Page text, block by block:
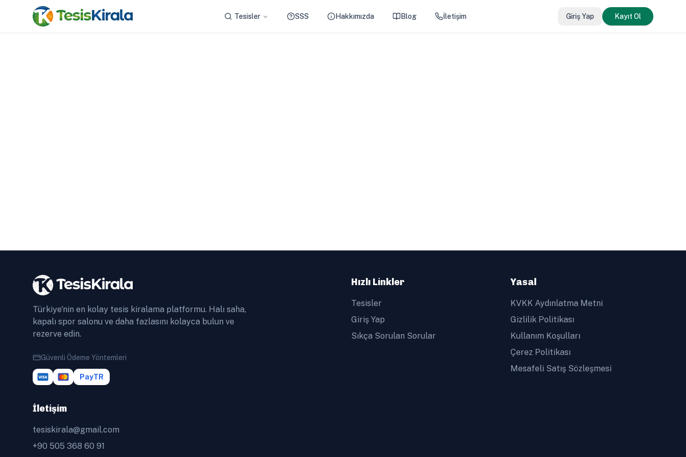
Tesisler SSS Hakkımızda Blog İletişim Giriş Yap Kayıt Ol
Türkiye'nin en kolay tesis kiralama platformu. Halı saha,
kapalı spor salonu ve daha fazlasını kolayca bulun ve
rezerve edin.
Güvenli Ödeme Yöntemleri
PayTR
Hızlı Linkler
Tesisler
Giriş Yap
Sıkça Sorulan Sorular
Yasal
KVKK Aydınlatma Metni
Gizlilik Politikası
Kullanım Koşulları
Çerez Politikası
Mesafeli Satış Sözleşmesi
İletişim
tesiskirala@gmail.com
+90 505 368 60 91